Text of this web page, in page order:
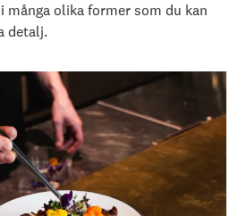
många olika former som du kan
detalj.